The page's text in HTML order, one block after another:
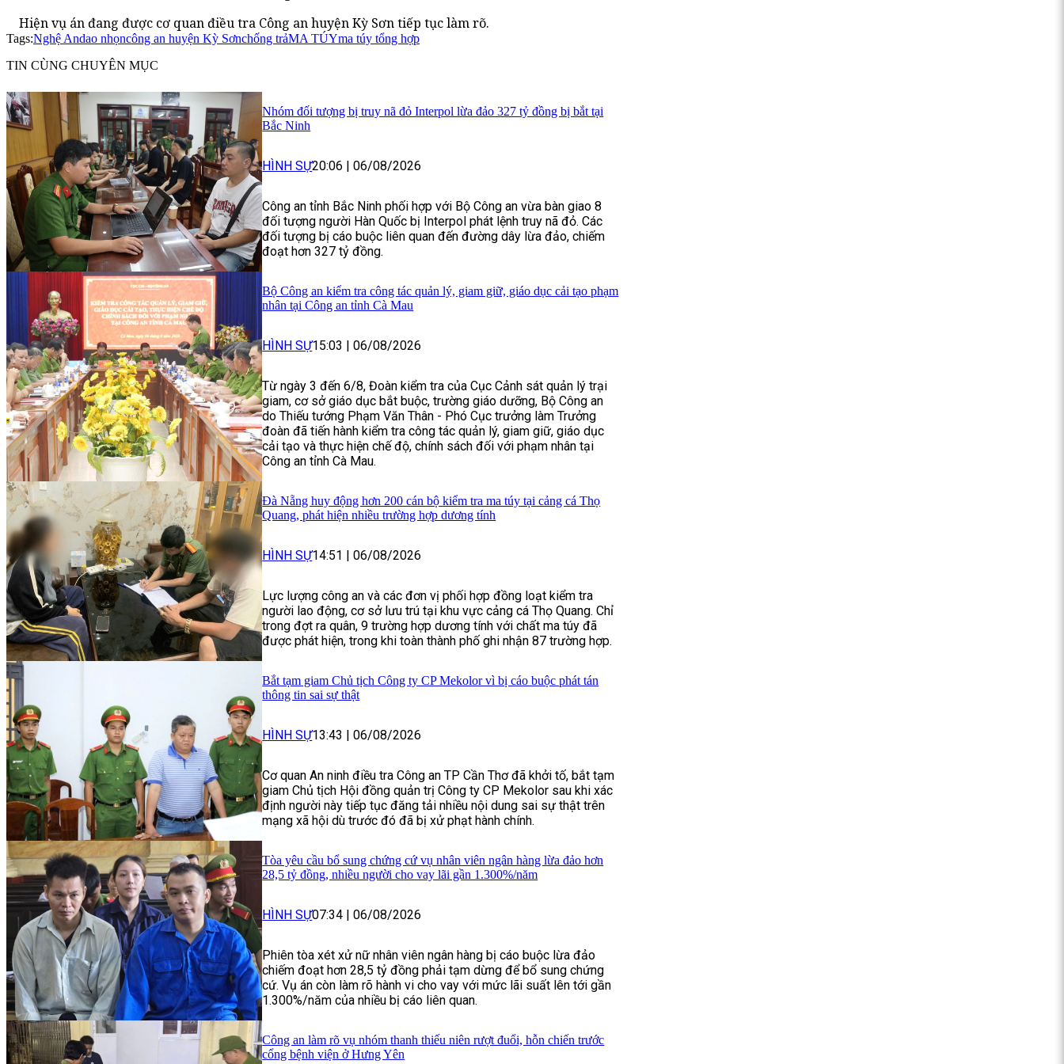
Hiện vụ án đang được cơ quan điều tra Công an huyện Kỳ Sơn tiếp tục làm rõ.
Tags:Nghệ Andao nhọncông an huyện Kỳ Sơnchống trảMA TÚYma túy tổng hợp
TIN CÙNG CHUYÊN MỤC
Nhóm đối tượng bị truy nã đỏ Interpol lừa đảo 327 tỷ đồng bị bắt tại
Bắc Ninh
HÌNH SỰ20:06 | 06/08/2026
Công an tỉnh Bắc Ninh phối hợp với Bộ Công an vừa bàn giao 8
đối tượng người Hàn Quốc bị Interpol phát lệnh truy nã đỏ. Các
đối tượng bị cáo buộc liên quan đến đường dây lừa đảo, chiếm
đoạt hơn 327 tỷ đồng.
Bộ Công an kiểm tra công tác quản lý, giam giữ, giáo dục cải tạo phạm
nhân tại Công an tỉnh Cà Mau
HÌNH SỰ15:03 | 06/08/2026
Từ ngày 3 đến 6/8, Đoàn kiểm tra của Cục Cảnh sát quản lý trại
giam, cơ sở giáo dục bắt buộc, trường giáo dưỡng, Bộ Công an
do Thiếu tướng Phạm Văn Thân - Phó Cục trưởng làm Trưởng
đoàn đã tiến hành kiểm tra công tác quản lý, giam giữ, giáo dục
cải tạo và thực hiện chế độ, chính sách đối với phạm nhân tại
Công an tỉnh Cà Mau.
Đà Nẵng huy động hơn 200 cán bộ kiểm tra ma túy tại cảng cá Thọ
Quang, phát hiện nhiều trường hợp dương tính
HÌNH SỰ14:51 | 06/08/2026
Lực lượng công an và các đơn vị phối hợp đồng loạt kiểm tra
người lao động, cơ sở lưu trú tại khu vực cảng cá Thọ Quang. Chỉ
trong đợt ra quân, 9 trường hợp dương tính với chất ma túy đã
được phát hiện, trong khi toàn thành phố ghi nhận 87 trường hợp.
Bắt tạm giam Chủ tịch Công ty CP Mekolor vì bị cáo buộc phát tán
thông tin sai sự thật
HÌNH SỰ13:43 | 06/08/2026
Cơ quan An ninh điều tra Công an TP Cần Thơ đã khởi tố, bắt tạm
giam Chủ tịch Hội đồng quản trị Công ty CP Mekolor sau khi xác
định người này tiếp tục đăng tải nhiều nội dung sai sự thật trên
mạng xã hội dù trước đó đã bị xử phạt hành chính.
Tòa yêu cầu bổ sung chứng cứ vụ nhân viên ngân hàng lừa đảo hơn
28,5 tỷ đồng, nhiều người cho vay lãi gần 1.300%/năm
HÌNH SỰ07:34 | 06/08/2026
Phiên tòa xét xử nữ nhân viên ngân hàng bị cáo buộc lừa đảo
chiếm đoạt hơn 28,5 tỷ đồng phải tạm dừng để bổ sung chứng
cứ. Vụ án còn làm rõ hành vi cho vay với mức lãi suất lên tới gần
1.300%/năm của nhiều bị cáo liên quan.
Công an làm rõ vụ nhóm thanh thiếu niên rượt đuổi, hỗn chiến trước
cổng bệnh viện ở Hưng Yên